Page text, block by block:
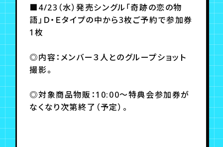
■4/23（水）発売シングル「奇跡の恋の物
語」Ｄ・Ｅタイプの中から3枚ご予約で参加券
1枚
◎内容：メンバー３人とのグループショット
撮影。
◎対象商品物販：10:00～特典会参加券が
なくなり次第終了（予定）。